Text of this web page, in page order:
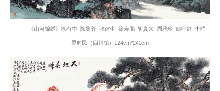
《山河锦绣》徐有中 陈曼蓉 张建生 徐寿鹏 胡真来 周雅玲 姚叶红 李晖
梁时民 （四川馆）124cm*241cm